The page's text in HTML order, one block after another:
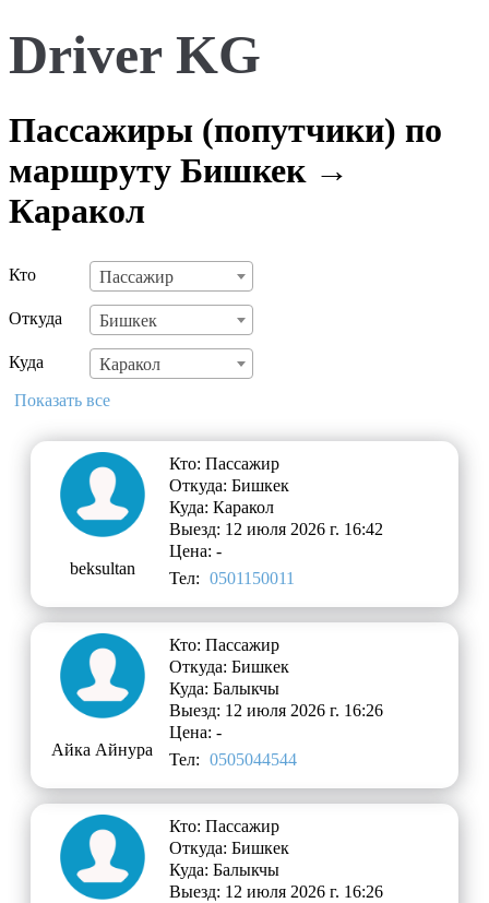
Driver KG
Пассажиры (попутчики) по
маршруту Бишкек →
Каракол
Кто Пассажир
Откуда Бишкек
Куда
Каракол
Показать все
beksultan
Кто: Пассажир
Откуда: Бишкек
Куда: Каракол
Выезд: 12 июля 2026 г. 16:42
Цена: -
Тел: 0501150011
Айка Айнура
Кто: Пассажир
Откуда: Бишкек
Куда: Балыкчы
Выезд: 12 июля 2026 г. 16:26
Цена: -
Тел: 0505044544
Кто: Пассажир
Откуда: Бишкек
Куда: Балыкчы
Выезд: 12 июля 2026 г. 16:26